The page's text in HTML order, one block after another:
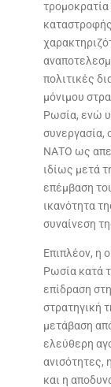
πολιτικές
μόνιμου
Ρωσία, ενώ
συνεργασία,
ΝΑΤΟ ως
ιδίως μετά
επέμβαση
ικανότητα
συναίνεση
Επιπλέον, η
Ρωσία κατά
επίδραση
στρατηγική
μετάβαση
ελεύθερη
ανισότητες,
και η